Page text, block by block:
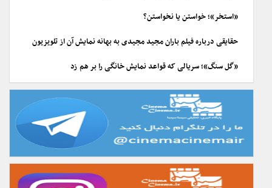
«استخر»؛ خواستن یا نخواستن؟
حقایقی درباره فیلم باران مجید مجیدی به بهانه نمایش آن از تلویزیون
«گل سنگ»؛ سریالی که قواعد نمایش خانگی را بر هم زد